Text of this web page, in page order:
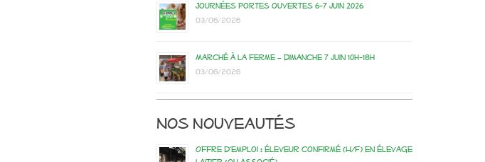
Journées portes ouvertes 6-7 juin 2026
03/06/2026
Marché à la ferme – dimanche 7 juin 10h-18h
03/06/2026
Nos nouveautés
Offre d’emploi : éleveur confirmé (H/F) en élevage